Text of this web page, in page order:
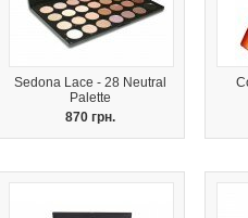
Sedona Lace - 28 Neutral
Palette
870 грн.